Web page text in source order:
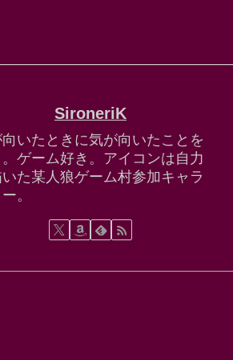
SironeriK
いたときに気が向いたことを
ゲーム好き。アイコンは自力
た某人狼ゲーム村参加キャラ
。